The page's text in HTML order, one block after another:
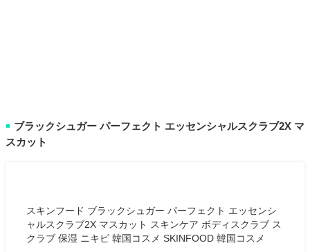
■ ブラックシュガー パーフェクト エッセンシャルスクラブ2X マ
スカット
スキンフード ブラックシュガー パーフェクト エッセンシ
ャルスクラブ2X マスカット スキンケア ボディスクラブ ス
クラブ 保湿 ニキビ 韓国コスメ SKINFOOD 韓国コスメ